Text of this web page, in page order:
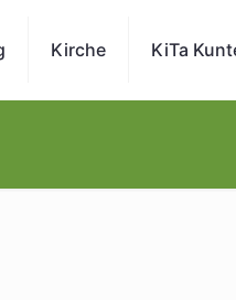
Kirche KiTa